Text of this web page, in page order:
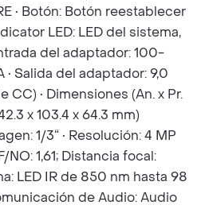
• Botón: Botón reestablecer
LED: LED del sistema,
del adaptador: 100-
Salida del adaptador: 9,0
CC) • Dimensiones (An. x Pr.
x 103.4 x 64.3 mm)
1/3“ • Resolución: 4 MP
NO: 1,61; Distancia focal:
LED IR de 850 nm hasta 98
de Audio: Audio